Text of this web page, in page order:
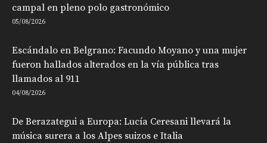
campal en pleno polo gastronómico
05/08/2026
Escándalo en Belgrano: Facundo Moyano y una mujer
fueron hallados alterados en la vía pública tras
llamados al 911
04/08/2026
De Berazategui a Europa: Lucía Ceresani llevará la
música surera a los Alpes suizos e Italia